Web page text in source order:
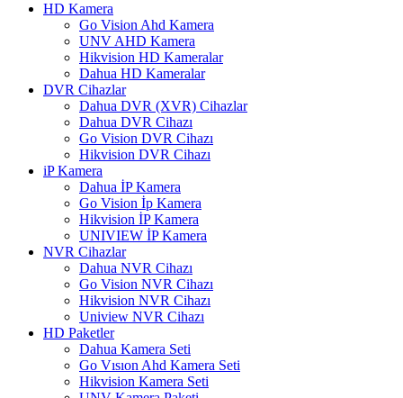
HD Kamera
Go Vision Ahd Kamera
UNV AHD Kamera
Hikvision HD Kameralar
Dahua HD Kameralar
DVR Cihazlar
Dahua DVR (XVR) Cihazlar
Dahua DVR Cihazı
Go Vision DVR Cihazı
Hikvision DVR Cihazı
iP Kamera
Dahua İP Kamera
Go Vision İp Kamera
Hikvision İP Kamera
UNIVIEW İP Kamera
NVR Cihazlar
Dahua NVR Cihazı
Go Vision NVR Cihazı
Hikvision NVR Cihazı
Uniview NVR Cihazı
HD Paketler
Dahua Kamera Seti
Go Vısıon Ahd Kamera Seti
Hikvision Kamera Seti